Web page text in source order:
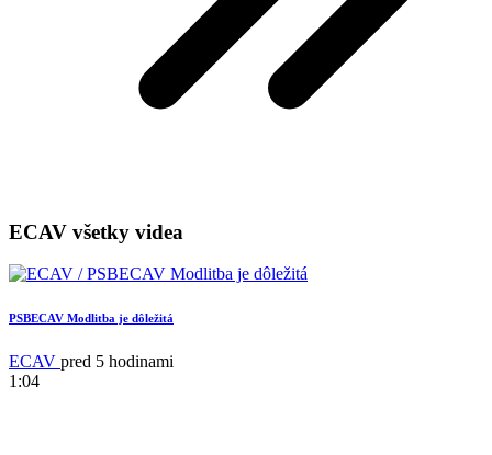
ECAV všetky videa
PSBECAV Modlitba je dôležitá
ECAV pred 5 hodinami
1:04